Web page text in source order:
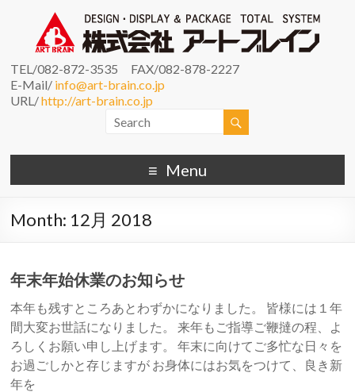
TEL/082-872-3535 FAX/082-878-2227
E-Mail/ info@art-brain.co.jp
URL/http://art-brain.co.jp
Menu
Month: 12月 2018
年末年始休業のお知らせ
本年も残すところあとわずかになりました。 皆様には１年
間大変お世話になりました。 来年もご指導ご鞭撻の程、よ
ろしくお願い申し上げます。 年末に向けてご多忙な日々を
お過ごしかと存じますが お身体にはお気をつけて、良き新
年を